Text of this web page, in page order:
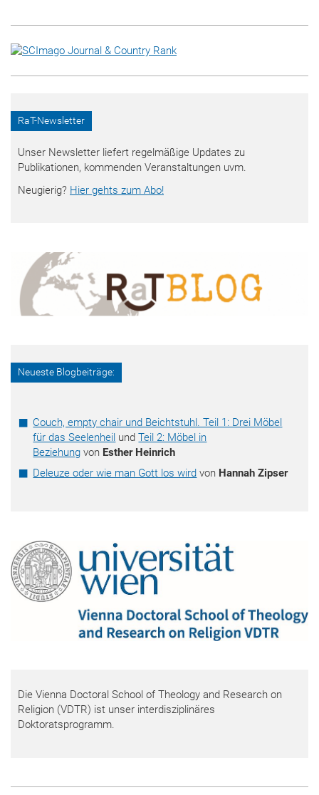
RaT-Newsletter
Unser Newsletter liefert regelmäßige Updates zu
Publikationen, kommenden Veranstaltungen uvm.
Neugierig? Hier gehts zum Abo!
Neueste Blogbeiträge:
Couch, empty chair und Beichtstuhl. Teil 1: Drei Möbel
für das Seelenheil undTeil 2: Möbel in
Beziehung von Esther Heinrich
Deleuze oder wie man Gott los wird von Hannah Zipser
Die Vienna Doctoral School of Theology and Research on
Religion (VDTR) ist unser interdisziplinäres
Doktoratsprogramm.